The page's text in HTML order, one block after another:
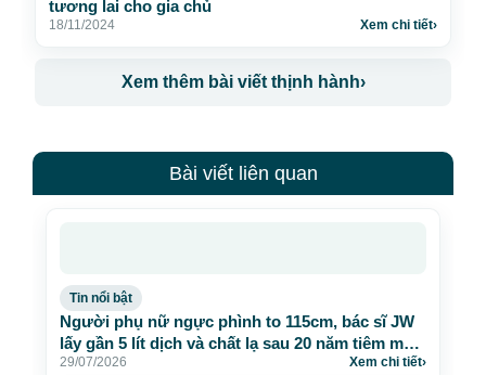
tương lai cho gia chủ
18/11/2024 Xem chi tiết›
Xem thêm bài viết thịnh hành›
Bài viết liên quan
Tin nổi bật
Người phụ nữ ngực phình to 115cm, bác sĩ JW
lấy gần 5 lít dịch và chất lạ sau 20 năm tiêm mỡ
nhân tạo
29/07/2026 Xem chi tiết›